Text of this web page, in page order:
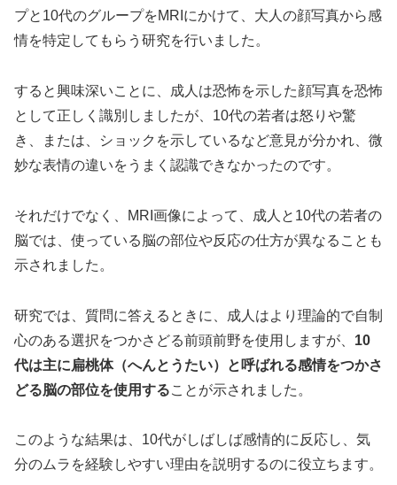
プと10代のグループをMRIにかけて、大人の顔写真から感
情を特定してもらう研究を行いました。
すると興味深いことに、成人は恐怖を示した顔写真を恐怖
として正しく識別しましたが、10代の若者は怒りや驚
き、または、ショックを示しているなど意見が分かれ、微
妙な表情の違いをうまく認識できなかったのです。
それだけでなく、MRI画像によって、成人と10代の若者の
脳では、使っている脳の部位や反応の仕方が異なることも
示されました。
研究では、質問に答えるときに、成人はより理論的で自制
心のある選択をつかさどる前頭前野を使用しますが、 10
代は主に扁桃体（へんとうたい）と呼ばれる感情をつかさ
どる脳の部位を使用することが示されました。
このような結果は、10代がしばしば感情的に反応し、気
分のムラを経験しやすい理由を説明するのに役立ちます。